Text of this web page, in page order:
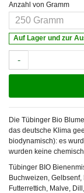
Anzahl von Gramm
Auf Lager und zur
-
Die Tübinger Bio
das deutsche Klima
biodynamisch): es
wurden keine
Tübinger BIO
Buchweizen,
Futterrettich, Malve,